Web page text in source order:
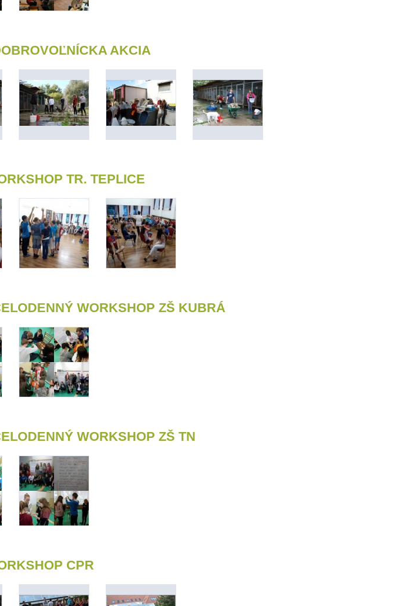
AKCIA
TR. TEPLICE
WORKSHOP ZŠ KUBRÁ
WORKSHOP ZŠ TN
CPR